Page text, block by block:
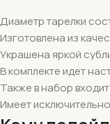
Диаметр тарелки
Изготовлена из
Украшена яркой
В комплекте идет
Также в набор
Имеет